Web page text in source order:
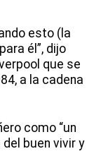
esto (la
él”, dijo
que se
a la cadena
como “un
buen vivir y